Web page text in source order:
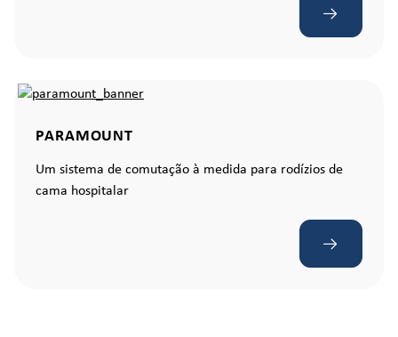
PARAMOUNT
Um sistema de comutação à medida para rodízios de
cama hospitalar